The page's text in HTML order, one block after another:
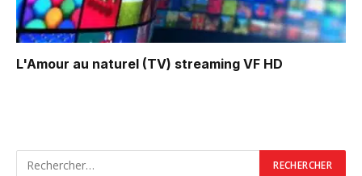
L'Amour au naturel (TV) streaming VF HD